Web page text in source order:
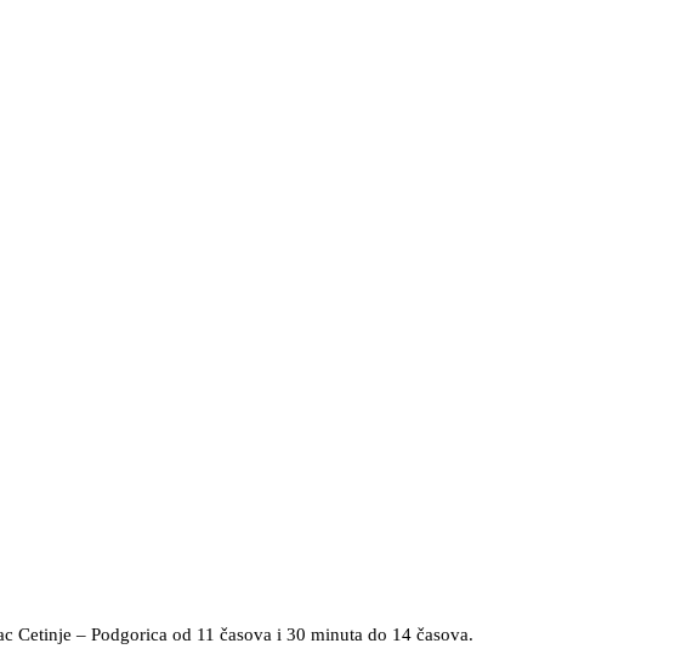
Cetinje – Podgorica od 11 časova i 30 minuta do 14 časova.